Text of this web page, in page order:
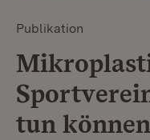
Publikation
tun können